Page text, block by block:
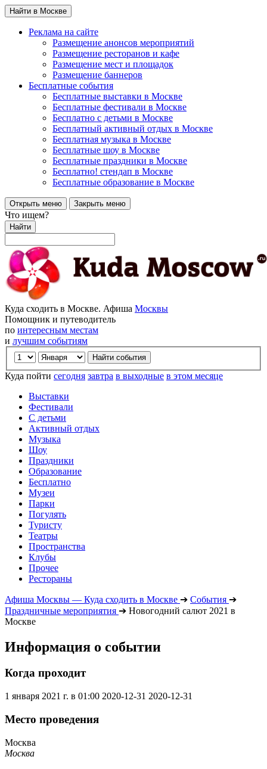
Найти в Москве
Реклама на сайте
Размещение анонсов мероприятий
Размещение ресторанов и кафе
Размещение мест и площадок
Размещение баннеров
Бесплатные события
Бесплатные выставки в Москве
Бесплатные фестивали в Москве
Бесплатно с детьми в Москве
Бесплатный активный отдых в Москве
Бесплатная музыка в Москве
Бесплатные шоу в Москве
Бесплатные праздники в Москве
Бесплатно! стендап в Москве
Бесплатные образование в Москве
Открыть меню Закрыть меню
Что ищем?
Найти
Куда сходить в Москве. Афиша Москвы
Помощник и путеводитель
по интересным местам
и лучшим событиям
Куда пойти сегодня завтра в выходные в этом месяце
Выставки
Фестивали
С детьми
Активный отдых
Музыка
Шоу
Праздники
Образование
Бесплатно
Музеи
Парки
Погулять
Туристу
Театры
Пространства
Клубы
Прочее
Рестораны
Афиша Москвы — Куда сходить в Москве ➔ События ➔
Праздничные мероприятия ➔ Новогодний салют 2021 в
Москве
Информация о событии
Когда проходит
1 января 2021 г. в 01:00 2020-12-31 2020-12-31
Место проведения
Москва
Москва